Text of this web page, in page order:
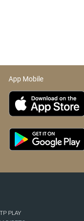
App Mobile
PLAY